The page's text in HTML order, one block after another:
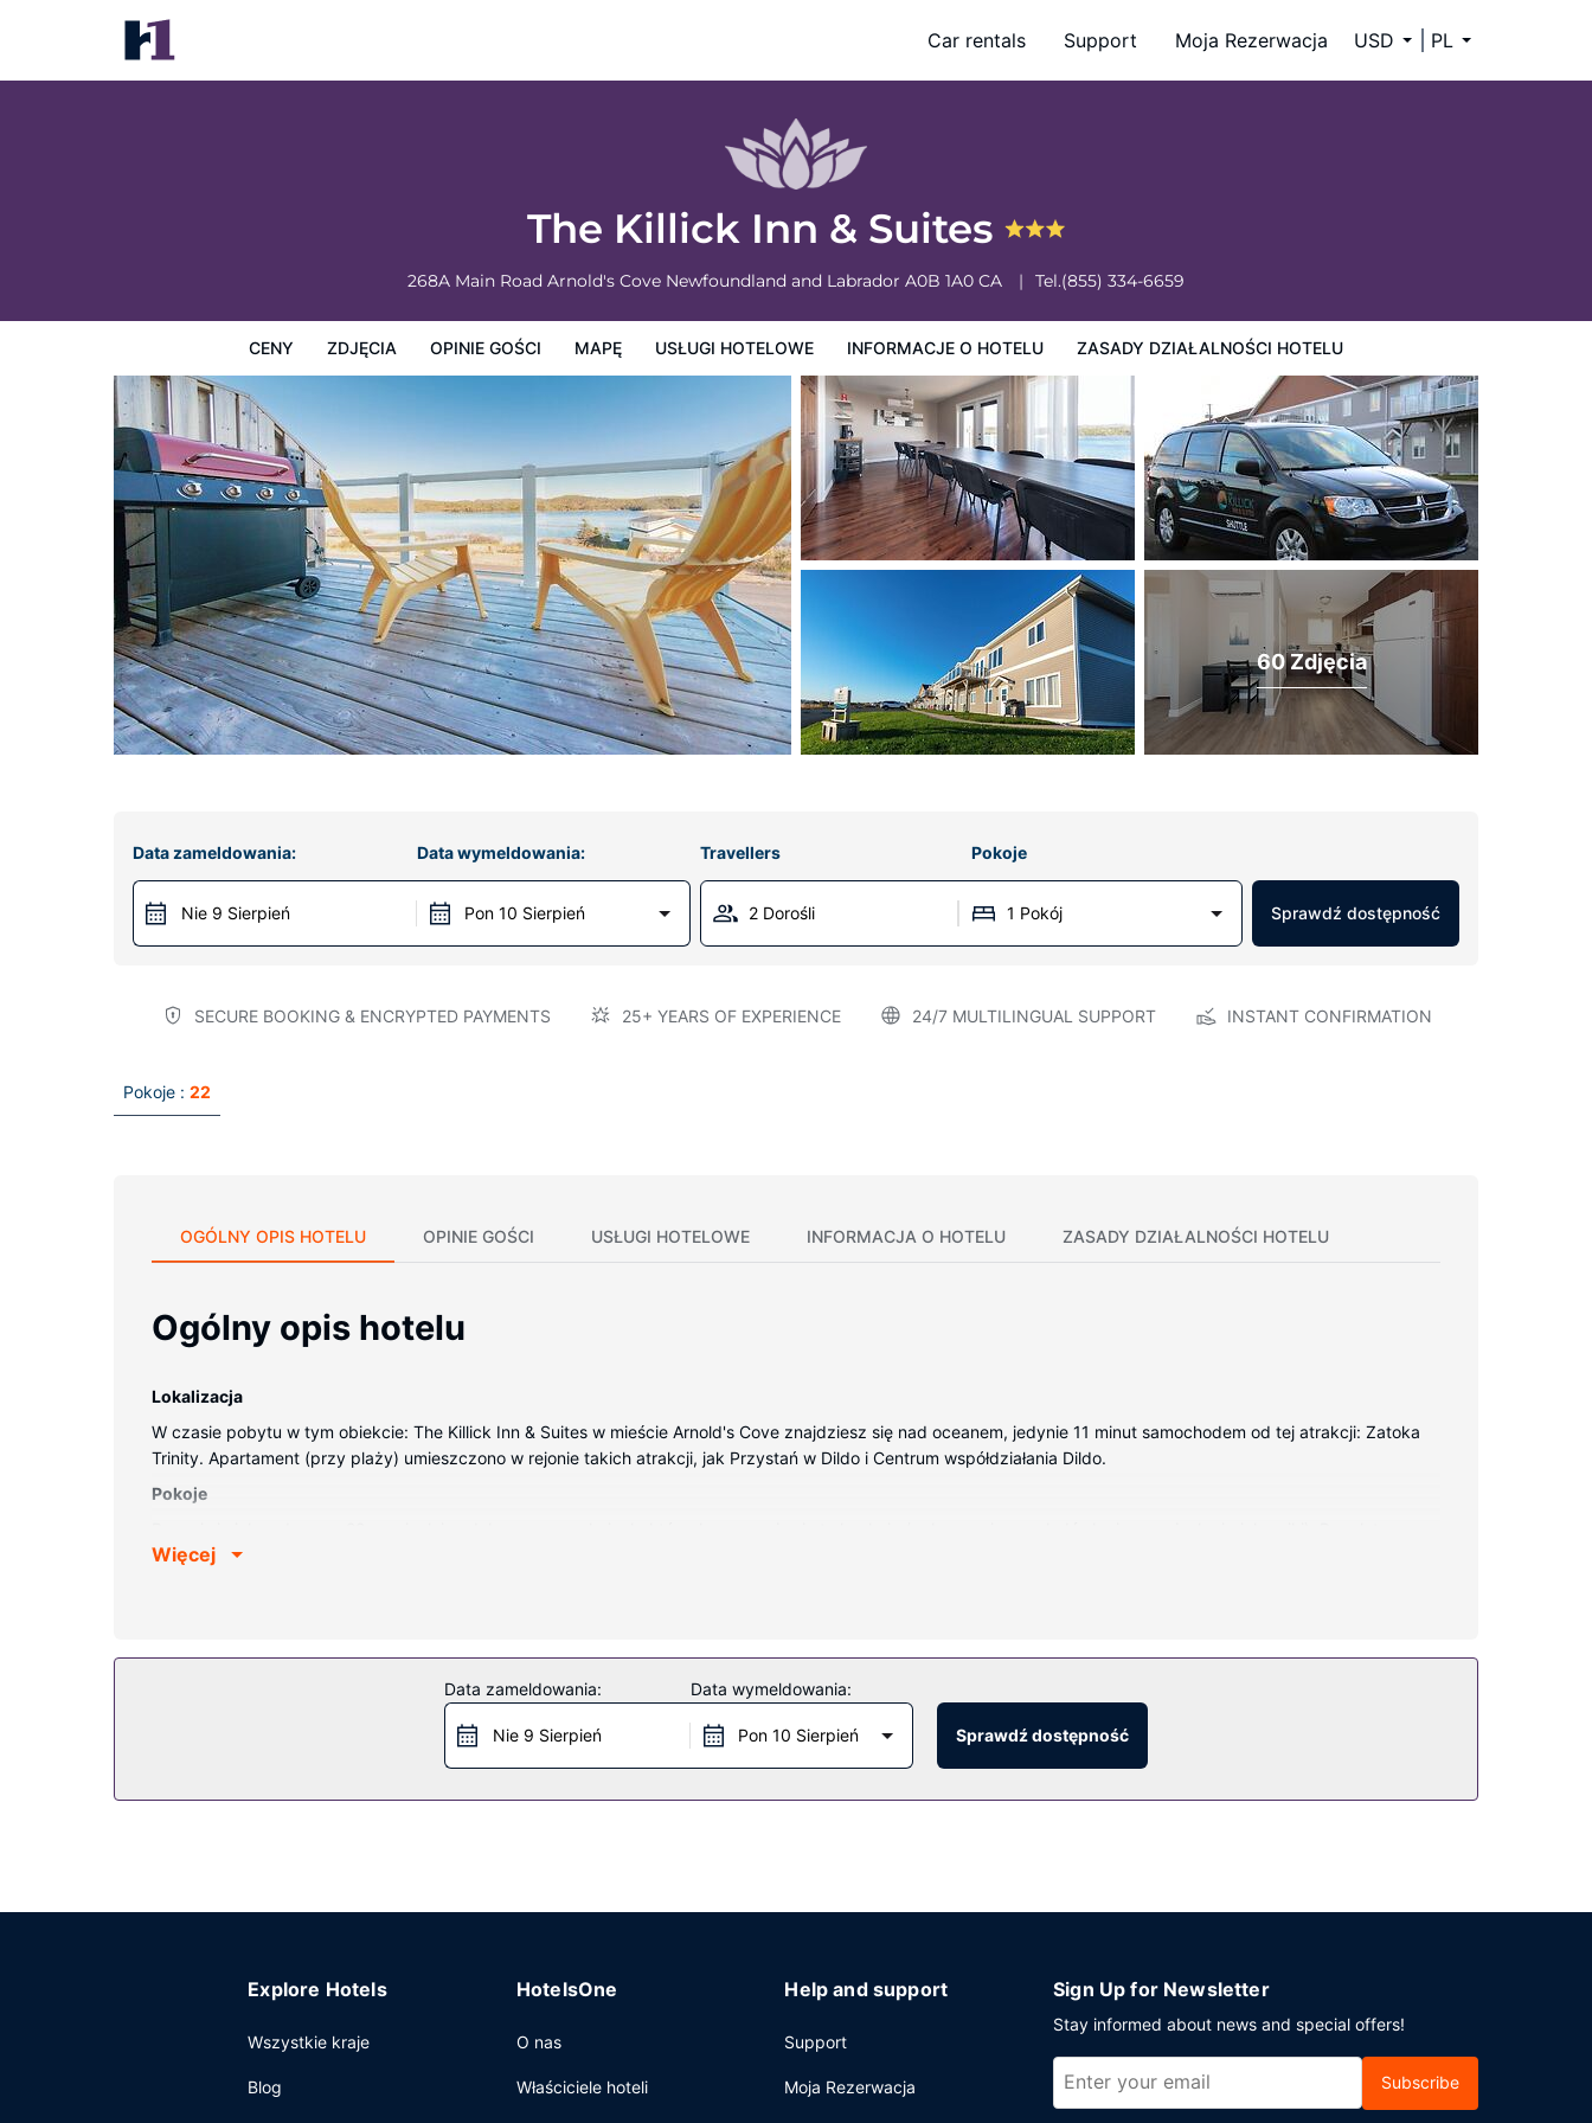
Car rentals Support Moja Rezerwacja USD PL
The Killick Inn & Suites
268A Main Road Arnold's Cove Newfoundland and Labrador A0B 1A0 CA Tel.(855) 334-6659
CENY ZDJĘCIA OPINIE GOŚCI MAPĘ USŁUGI HOTELOWE INFORMACJE O HOTELU ZASADY DZIAŁALNOŚCI HOTELU
The Killick Inn & Suites
Ceny Zdjęcia Zasady działalności hotelu
60 Zdjęcia
Data zameldowania:
Nie 9 Sierpień
Data wymeldowania:
Pon 10 Sierpień
Travellers Pokoje
2 Dorośli 1 Pokój Sprawdź dostępność
SECURE BOOKING & ENCRYPTED PAYMENTS 25+ YEARS OF EXPERIENCE 24/7 MULTILINGUAL SUPPORT INSTANT CONFIRMATION
Pokoje : 22
OGÓLNY OPIS HOTELU OPINIE GOŚCI USŁUGI HOTELOWE INFORMACJA O HOTELU ZASADY DZIAŁALNOŚCI HOTELU
Ogólny opis hotelu
Lokalizacja
W czasie pobytu w tym obiekcie: The Killick Inn & Suites w mieście Arnold's Cove znajdziesz się nad oceanem, jedynie 11 minut samochodem od tej atrakcji: Zatoka
Trinity. Apartament (przy plaży) umieszczono w rejonie takich atrakcji, jak Przystań w Dildo i Centrum współdziałania Dildo.
Pokoje
bezprzewodowy dostęp do internetu zapewni łączność ze światem, a 42-cal. telewizor płaskoekranowy i telewizja cyfrowa — rozrywkę. Wyposażenie łazienki:
Do pokoju przylega taras, z którego roztacza się piękny widok. Dostępne są również takie udogodnienia, jak bezpłatny bezprzewodowy dostęp do internetu i grill. Za
opłatą do dyspozycji gości jest wahadłowy autobus (zasięg: 200 kilometry).
Udogodnienia biznesowe to centrum biznesowe, ekspresowe zameldowanie oraz ekspresowe wymeldowanie. Jeżeli planujesz spotkanie w mieście Arnold's Cove,
apartament oferuje pomieszczenia konferencyjne oraz sale konferencyjne o łącznej powierzchni 28 m kw. (301 stopy kwadratowe). Płatne udogodnienia to transport
Więcej
Data zameldowania:
Nie 9 Sierpień
Data wymeldowania:
Pon 10 Sierpień Sprawdź dostępność
Explore Hotels
Wszystkie kraje
Blog
HotelsOne
O nas
Właściciele hoteli
Help and support
Support
Moja Rezerwacja
Sign Up for Newsletter
Stay informed about news and special offers!
Subscribe